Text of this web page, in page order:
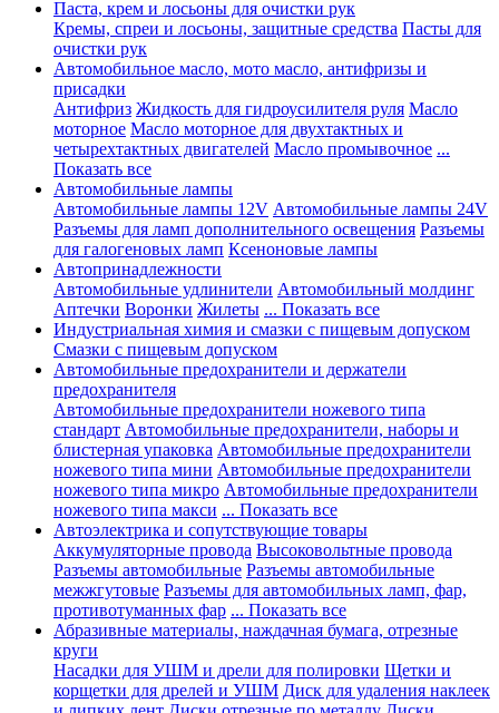
Паста, крем и лосьоны для очистки рук
Кремы, спреи и лосьоны, защитные средства Пасты для
очистки рук
Автомобильное масло, мото масло, антифризы и
присадки
Антифриз Жидкость для гидроусилителя руля Масло
моторное Масло моторное для двухтактных и
четырехтактных двигателей Масло промывочное ...
Показать все
Автомобильные лампы
Автомобильные лампы 12V Автомобильные лампы 24V
Разъемы для ламп дополнительного освещения Разъемы
для галогеновых ламп Ксеноновые лампы
Автопринадлежности
Автомобильные удлинители Автомобильный молдинг
Аптечки Воронки Жилеты ... Показать все
Индустриальная химия и смазки с пищевым допуском
Смазки с пищевым допуском
Автомобильные предохранители и держатели
предохранителя
Автомобильные предохранители ножевого типа
стандарт Автомобильные предохранители, наборы и
блистерная упаковка Автомобильные предохранители
ножевого типа мини Автомобильные предохранители
ножевого типа микро Автомобильные предохранители
ножевого типа макси ... Показать все
Автоэлектрика и сопутствующие товары
Аккумуляторные провода Высоковольтные провода
Разъемы автомобильные Разъемы автомобильные
межжгутовые Разъемы для автомобильных ламп, фар,
противотуманных фар ... Показать все
Абразивные материалы, наждачная бумага, отрезные
круги
Насадки для УШМ и дрели для полировки Щетки и
корщетки для дрелей и УШМ Диск для удаления наклеек